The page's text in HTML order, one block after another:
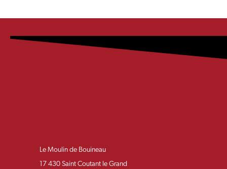
Le Moulin de Bouineau
17 430 Saint Coutant le Grand